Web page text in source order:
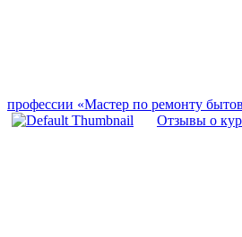
профессии «Мастер по ремонту
Отзывы о